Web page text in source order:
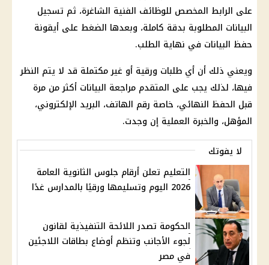
على الرابط المخصص للوظائف الفنية الشاغرة، ثم تسجيل
البيانات المطلوبة بدقة كاملة، وبعدها الضغط على أيقونة
حفظ البيانات في نهاية الطلب.
ويعني ذلك أن أي طلبات ورقية أو غير مكتملة قد لا يتم النظر
فيها، لذلك يجب على المتقدم مراجعة البيانات أكثر من مرة
قبل الحفظ النهائي، خاصة رقم الهاتف، البريد الإلكتروني،
المؤهل، والخبرة العملية إن وجدت.
لا يفوتك
التعليم تعلن أرقام جلوس الثانوية العامة
2026 اليوم وتسليمها ورقيًا بالمدارس غدًا
الحكومة تصدر اللائحة التنفيذية لقانون
لجوء الأجانب وتنظم أوضاع بطاقات اللاجئين
في مصر